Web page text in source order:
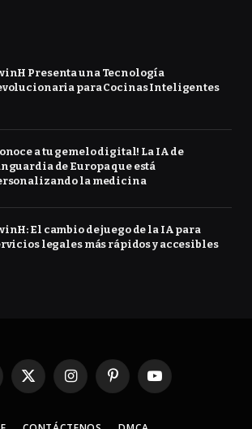
Presenta una Tecnología
para Cocinas Inteligentes
a tu gemelo digital! La IA de
de Europa que está
la medicina
El cambio de juego de la IA para
legales más rápidos y accesibles
X
InstagramPinterestYouTube